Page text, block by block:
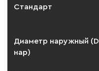
Стандарт
Диаметр наружный (D
нар)